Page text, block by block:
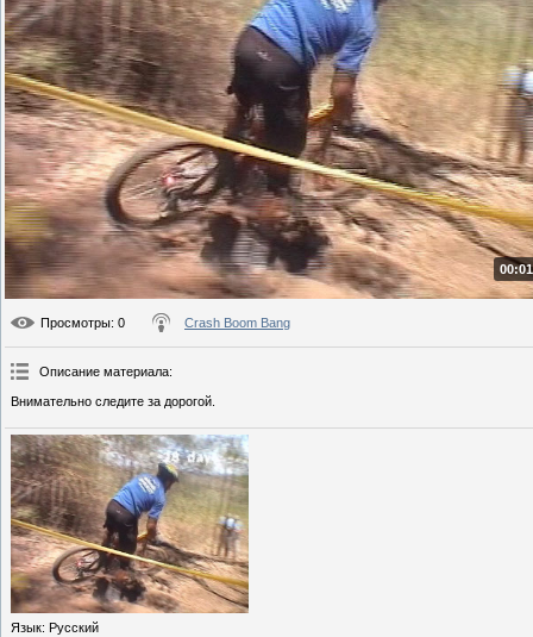
Просмотры: 0 Crash Boom Bang
Описание материала:
Внимательно следите за дорогой.
Язык: Русский